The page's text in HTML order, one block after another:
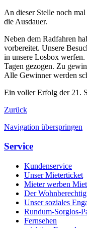
An dieser Stelle noch
die Ausdauer.
Neben dem Radfahren
vorbereitet. Unsere
in unsere Losbox
Tagen gezogen. Zu
Alle Gewinner werden
Ein voller Erfolg der 21.
Zurück
Navigation überspringen
Service
Kundenservice
Unser Mieterticket
Mieter werben
Der
Unser soziales
Rundum-Sorglos-
Fernsehen